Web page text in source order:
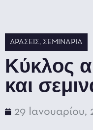
ΔΡΆΣΕΙΣ, ΣΕΜΙΝΆΡΙΑ
Kύκλος
και
29 Ιανουαρίου,